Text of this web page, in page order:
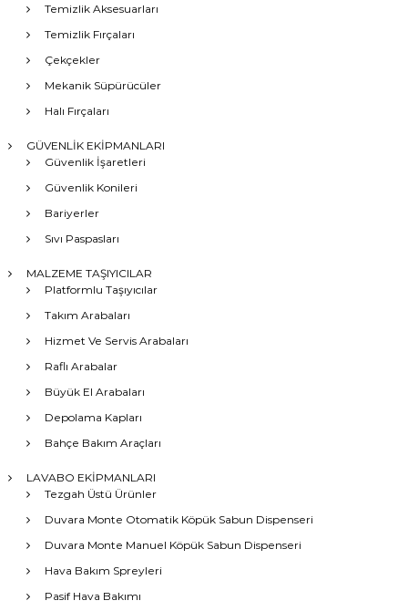
Temizlik Aksesuarları
Temizlik Fırçaları
Çekçekler
Mekanik Süpürücüler
Halı Fırçaları
GÜVENLİK EKİPMANLARI
Güvenlik İşaretleri
Güvenlik Konileri
Bariyerler
Sıvı Paspasları
MALZEME TAŞIYICILAR
Platformlu Taşıyıcılar
Takım Arabaları
Hizmet Ve Servis Arabaları
Raflı Arabalar
Büyük El Arabaları
Depolama Kapları
Bahçe Bakım Araçları
LAVABO EKİPMANLARI
Tezgah Üstü Ürünler
Duvara Monte Otomatik Köpük Sabun Dispenseri
Duvara Monte Manuel Köpük Sabun Dispenseri
Hava Bakım Spreyleri
Pasif Hava Bakımı